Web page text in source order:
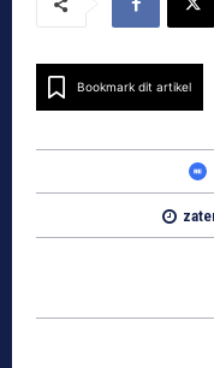
Bookmark dit artikel